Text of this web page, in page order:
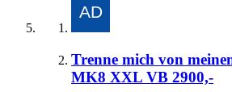
Trenne mich von
MK8 XXL VB 2900,-